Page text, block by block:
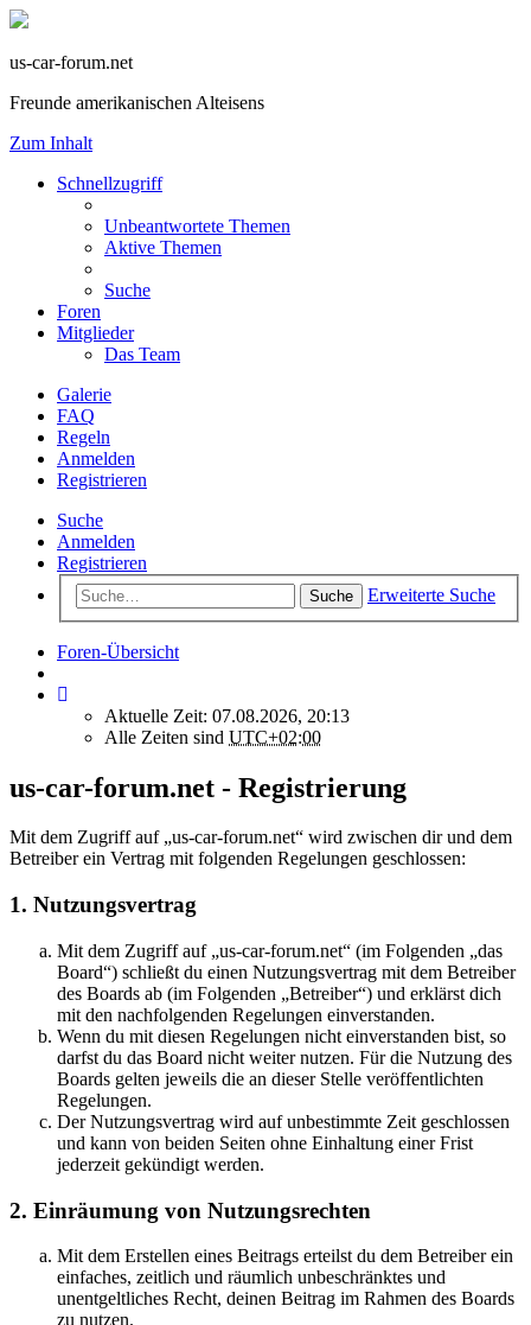
us-car-forum.net
Freunde amerikanischen Alteisens
Zum Inhalt
Schnellzugriff
Unbeantwortete Themen
Aktive Themen
Suche
Foren
Mitglieder
Das Team
Galerie
FAQ
Regeln
Anmelden
Registrieren
Suche
Anmelden
Registrieren
Suche Erweiterte Suche
Foren-Übersicht
Aktuelle Zeit: 07.08.2026, 20:13
Alle Zeiten sind UTC+02:00
us-car-forum.net - Registrierung
Mit dem Zugriff auf „us-car-forum.net“ wird zwischen dir und dem
Betreiber ein Vertrag mit folgenden Regelungen geschlossen:
1. Nutzungsvertrag
Mit dem Zugriff auf „us-car-forum.net“ (im Folgenden „das
Board“) schließt du einen Nutzungsvertrag mit dem Betreiber
des Boards ab (im Folgenden „Betreiber“) und erklärst dich
mit den nachfolgenden Regelungen einverstanden.
Wenn du mit diesen Regelungen nicht einverstanden bist, so
darfst du das Board nicht weiter nutzen. Für die Nutzung des
Boards gelten jeweils die an dieser Stelle veröffentlichten
Regelungen.
Der Nutzungsvertrag wird auf unbestimmte Zeit geschlossen
und kann von beiden Seiten ohne Einhaltung einer Frist
jederzeit gekündigt werden.
2. Einräumung von Nutzungsrechten
Mit dem Erstellen eines Beitrags erteilst du dem Betreiber ein
einfaches, zeitlich und räumlich unbeschränktes und
unentgeltliches Recht, deinen Beitrag im Rahmen des Boards
zu nutzen.